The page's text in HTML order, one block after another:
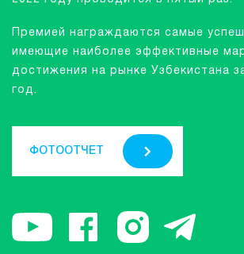
Премией награждаются самые
имеющие наиболее эффективные
достижения на рынке Узбекистана
год.
ФОТООТЧЕТ